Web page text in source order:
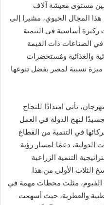
مستوى معيشة آلاف
المجال الحيوي، مشيرا إلى
ركيزة أساسية في التنمية
في الصناعات ذات القيمة
والغذائية ومُستحضرات
ميزة نسبية لمصر بفضل تنوعها
تأتي امتدادًا للنجاح
لنهج الدولة في العمل
في التنمية من القطاع
دعمًا لمسار رؤية
التنمية الزراعية
الثلاث الأولى من هذا
الفيوم، مثلت محطات مهمة في
والعطرية، حيث أسهمت